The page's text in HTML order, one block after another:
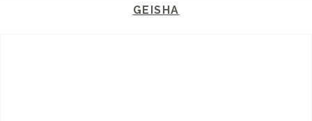
GEISHA